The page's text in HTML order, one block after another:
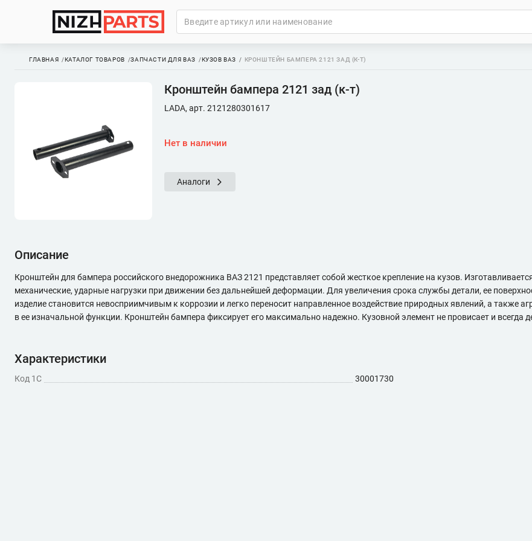
ГЛАВНАЯ КАТАЛОГ ТОВАРОВ ЗАПЧАСТИ ДЛЯ ВАЗ КУЗОВ ВАЗ КРОНШТЕЙН БАМПЕРА 2121 ЗАД (К-Т)
Кронштейн бампера 2121 зад (к-т)
LADA, арт. 2121280301617
Нет в наличии
Аналоги
Описание
Кронштейн для бампера российского внедорожника ВАЗ 2121 представляет собой жесткое крепление на кузов.
механические, ударные нагрузки при движении без дальнейшей деформации. Для увеличения срока службы детали, ее
изделие становится невосприимчивым к коррозии и легко переносит направленное воздействие природных явлений, а также
в ее изначальной функции. Кронштейн бампера фиксирует его максимально надежно. Кузовной элемент не провисает и всегда
Характеристики
Код 1С 30001730